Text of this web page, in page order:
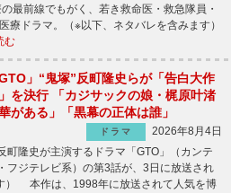
前線でもがく、若き救命医・救急隊員・
療ドラマ。（※以下、ネタバレを含みます）
む
GTO」“鬼塚”反町隆史らが「告白大作
を決行 「カジサックの娘・梶原叶渚
がある」「黒幕の正体は誰」
ドラマ
2026年8月4日
町隆史が主演するドラマ「GTO」（カンテ
フジテレビ系）の第3話が、3日に放送され
） 本作は、1998年に放送されて人気を博